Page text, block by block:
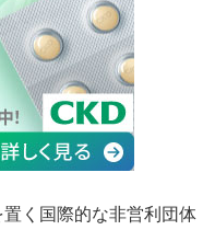
く国際的な非営利団体